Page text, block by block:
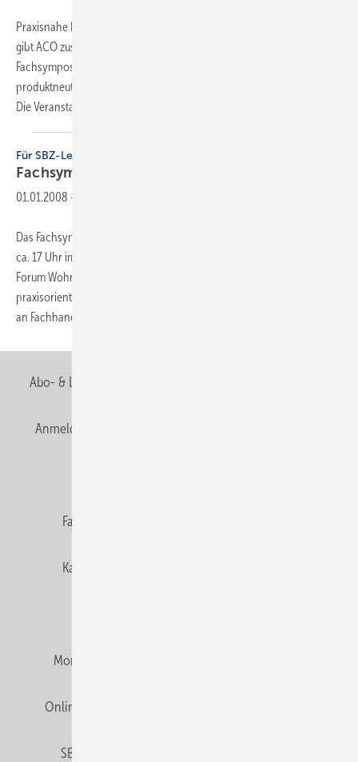
Praxisnahe Informationen rund um die Schutzziele in der Haustechnik
gibt ACO zusammen mit Düker am 16. Oktober auf einem
Fachsymposium in Nürnberg. Namhafte Referenten liefern dort
produktneutrales Fachwissen – vom Nachtrag bis zum Brandschutz.
Die Veranstaltung richtet sich an
Für SBZ-Leser kostenlos
Fachsymposium
01.01.2008 -
Das Fachsymposium Umweltwärme wird am 7. Februar 2008 von 9 bis
ca. 17 Uhr im Rahmen der 6. Themenwoche Umweltwärme vom
Forum Wohnenergie veranstaltet. Die Veranstaltung richtet sich mit
praxisorientierten Vorträgen rund um die Nutzung von Umweltwärme
an Fachhandwerker,
Abo- & Leserservice
Anmelden
Fachbeiträge
Karriere bei Gentner
Montagezeiten Heizung
Online Mediadaten
SBZ abonnieren